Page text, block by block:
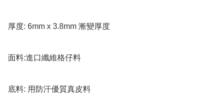
厚度: 6mm x 3.8mm 漸變厚度
面料:進口纖維格仔料
底料: 用防汗優質真皮料